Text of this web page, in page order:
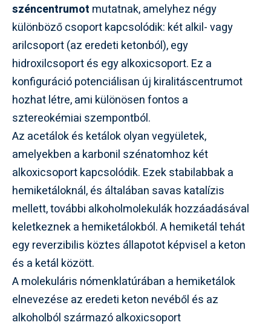
széncentrumot mutatnak, amelyhez négy
különböző csoport kapcsolódik: két alkil- vagy
arilcsoport (az eredeti ketonból), egy
hidroxilcsoport és egy alkoxicsoport. Ez a
konfiguráció potenciálisan új kiralitáscentrumot
hozhat létre, ami különösen fontos a
sztereokémiai szempontból.
Az acetálok és ketálok olyan vegyületek,
amelyekben a karbonil szénatomhoz két
alkoxicsoport kapcsolódik. Ezek stabilabbak a
hemiketáloknál, és általában savas katalízis
mellett, további alkoholmolekulák hozzáadásával
keletkeznek a hemiketálokból. A hemiketál tehát
egy reverzibilis köztes állapotot képvisel a keton
és a ketál között.
A molekuláris nómenklatúrában a hemiketálok
elnevezése az eredeti keton nevéből és az
alkoholból származó alkoxicsoport